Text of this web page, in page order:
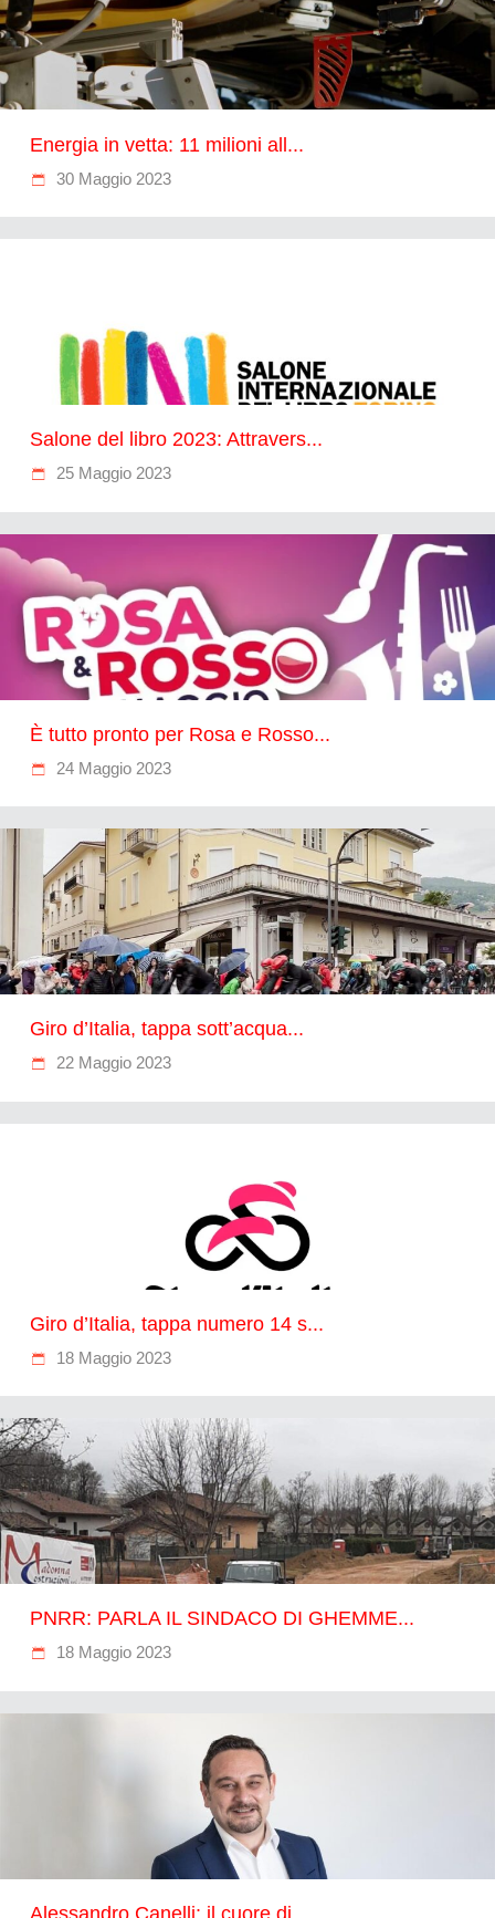
Energia in vetta: 11 milioni all...
30 Maggio 2023
Salone del libro 2023: Attravers...
25 Maggio 2023
È tutto pronto per Rosa e Rosso...
24 Maggio 2023
Giro d’Italia, tappa sott’acqua...
22 Maggio 2023
Giro d’Italia, tappa numero 14 s...
18 Maggio 2023
PNRR: PARLA IL SINDACO DI GHEMME...
18 Maggio 2023
Alessandro Canelli: il cuore di...